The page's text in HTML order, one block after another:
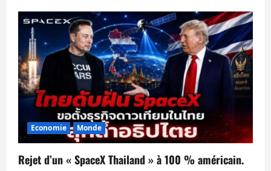
t
i
c
l
e
Economie Monde
Rejet d’un « SpaceX Thailand » à 100 % américain.